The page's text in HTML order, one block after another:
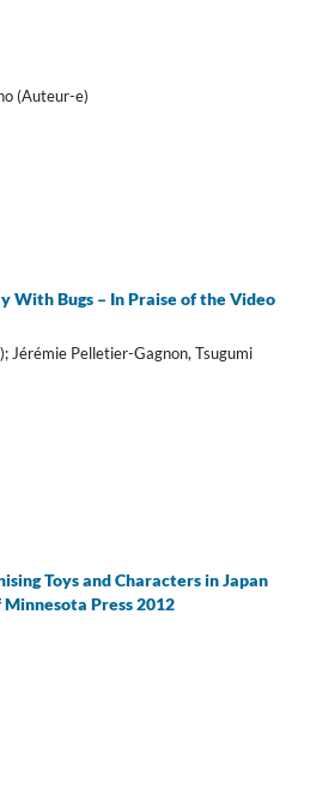
(Auteur-e)
With Bugs – In Praise of the Video
Jérémie Pelletier-Gagnon, Tsugumi
Toys and Characters in Japan
Press 2012